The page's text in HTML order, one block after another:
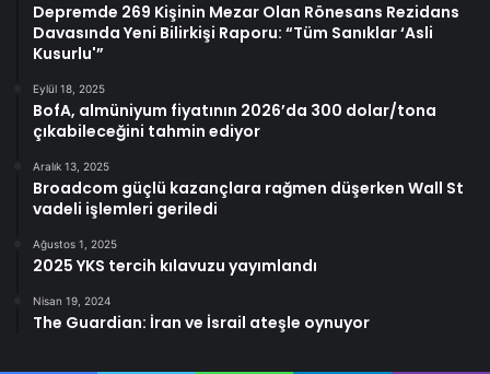
Depremde 269 Kişinin Mezar Olan Rönesans Rezidans
Davasında Yeni Bilirkişi Raporu: “Tüm Sanıklar ‘Asli
Kusurlu'”
Eylül 18, 2025
BofA, almüniyum fiyatının 2026’da 300 dolar/tona
çıkabileceğini tahmin ediyor
Aralık 13, 2025
Broadcom güçlü kazançlara rağmen düşerken Wall St
vadeli işlemleri geriledi
Ağustos 1, 2025
2025 YKS tercih kılavuzu yayımlandı
Nisan 19, 2024
The Guardian: İran ve İsrail ateşle oynuyor